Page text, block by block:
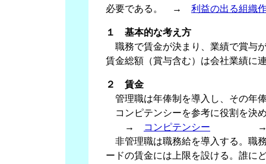
必要である。 → 利益の出る組織
１ 基本的な考え方
職務で賃金が決まり、業績で賞与
賃金総額（賞与含む）は会社業績に
２ 賃金
管理職は年俸制を導入し、その
コンピテンシーを参考に役割を決
→
コンピテンシー
非管理職は職務給を導入する。職
ードの賃金には上限を設ける。誰に